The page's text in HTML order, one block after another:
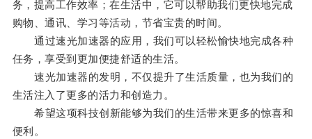
务，提高工作效率；在生活中，它可以帮助我们更快地完成
购物、通讯、学习等活动，节省宝贵的时间。
通过速光加速器的应用，我们可以轻松愉快地完成各种
任务，享受到更加便捷舒适的生活。
速光加速器的发明，不仅提升了生活质量，也为我们的
生活注入了更多的活力和创造力。
希望这项科技创新能够为我们的生活带来更多的惊喜和
便利。